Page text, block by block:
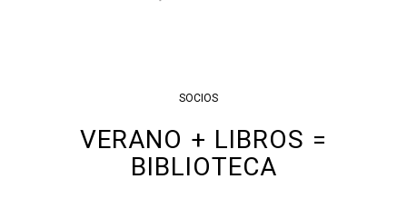
SOCIOS
VERANO + LIBROS =
BIBLIOTECA